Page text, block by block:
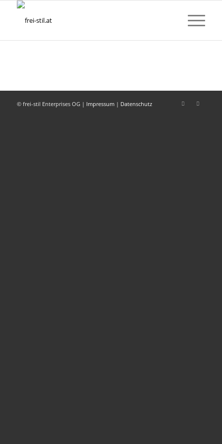
© frei-stil Enterprises OG | Impressum| Datenschutz